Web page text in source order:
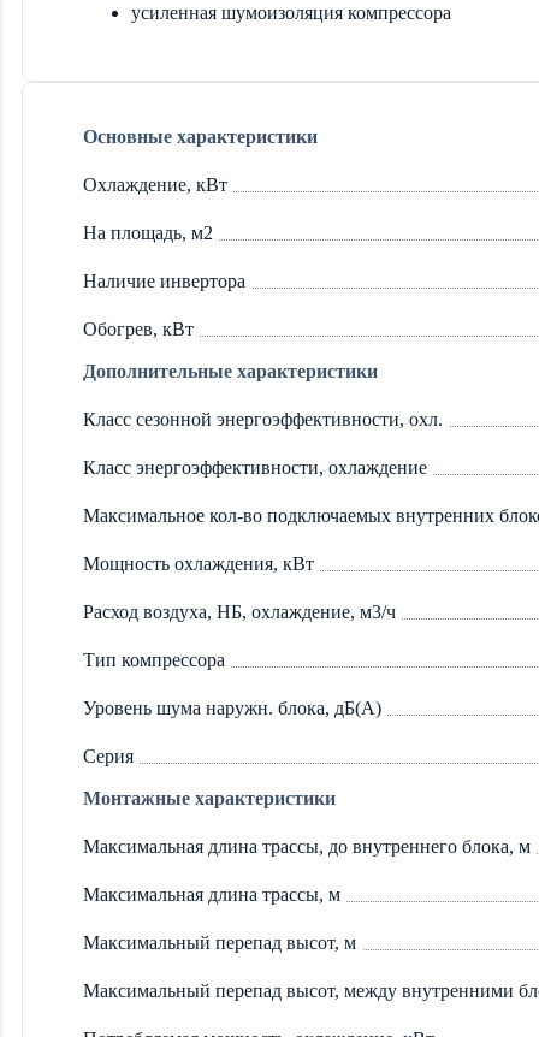
усиленная шумоизоляция компрессора
Основные характеристики
Охлаждение, кВт
На площадь, м2
Наличие инвертора
Обогрев, кВт
Дополнительные характеристики
Класс сезонной энергоэффективности, охл.
Класс энергоэффективности, охлаждение
Максимальное кол-во подключаемых внутренних
Мощность охлаждения, кВт
Расход воздуха, НБ, охлаждение, м3/ч
Тип компрессора
Уровень шума наружн. блока, дБ(А)
Серия
Монтажные характеристики
Максимальная длина трассы, до внутреннего блока, м
Максимальная длина трассы, м
Максимальный перепад высот, м
Максимальный перепад высот, между внутренними